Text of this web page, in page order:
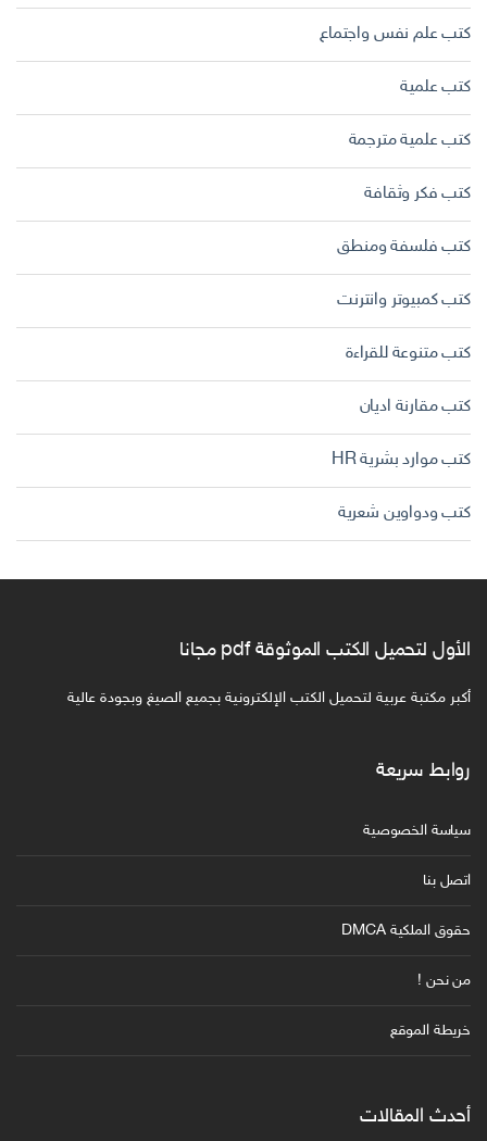
كتب علم نفس واجتماع
كتب علمية
كتب علمية مترجمة
كتب فكر وثقافة
كتب فلسفة ومنطق
كتب كمبيوتر وانترنت
كتب متنوعة للقراءة
كتب مقارنة اديان
كتب موارد بشرية HR
كتب ودواوين شعرية
الأول لتحميل الكتب الموثوقة pdf مجانا
أكبر مكتبة عربية لتحميل الكتب الإلكترونية بجميع الصيغ وبجودة عالية
روابط سريعة
سياسة الخصوصية
اتصل بنا
حقوق الملكية DMCA
من نحن !
خريطة الموقع
أحدث المقالات